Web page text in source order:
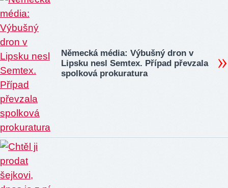
Německá média: Výbušný dron v
Lipsku nesl Semtex. Případ převzala
spolková prokuratura